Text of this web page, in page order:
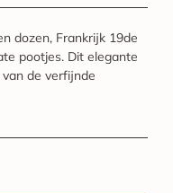
dozen, Frankrijk 19de
pootjes. Dit elegante
de verfijnde